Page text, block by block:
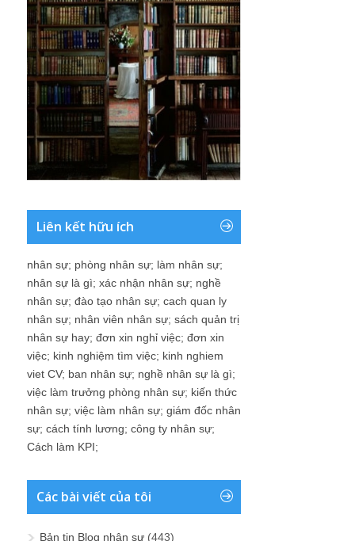
Liên kết hữu ích
nhân sự; phòng nhân sự; làm nhân sự;
nhân sự là gì; xác nhận nhân sự; nghề
nhân sự; đào tạo nhân sự; cach quan ly
nhân sự; nhân viên nhân sự; sách quản trị
nhân sự hay; đơn xin nghỉ việc; đơn xin
việc; kinh nghiệm tìm việc; kinh nghiem
viet CV; ban nhân sự; nghề nhân sự là gì;
việc làm trưởng phòng nhân sự; kiến thức
nhân sự; việc làm nhân sự; giám đốc nhân
sự; cách tính lương; công ty nhân sự;
Cách làm KPI;
Các bài viết của tôi
Bản tin Blog nhân sự (443)